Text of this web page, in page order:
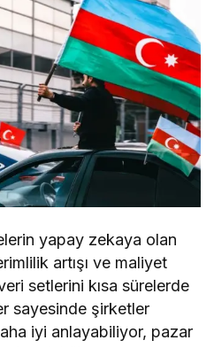
yapay zekaya olan
artışı ve maliyet
setlerini kısa sürelerde
sayesinde şirketler
iyi anlayabiliyor, pazar